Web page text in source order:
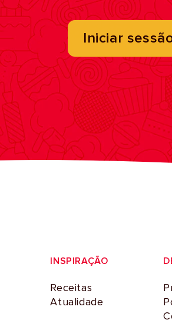
Iniciar
INSPIRAÇÃO
Receitas
Atualidade